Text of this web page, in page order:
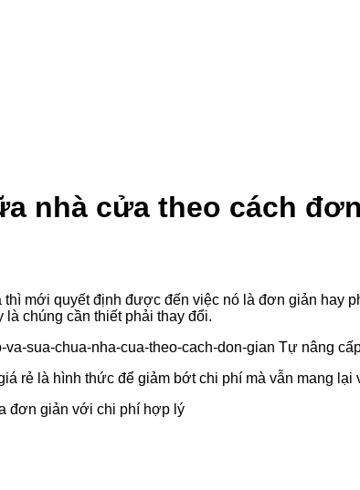
nhà cửa theo cách
mới quyết định được đến việc nó là đơn giản hay
chúng cần thiết phải thay đổi.
rẻ là hình thức để giảm bớt chi phí mà vẫn mang
đơn giản với chi phí hợp lý